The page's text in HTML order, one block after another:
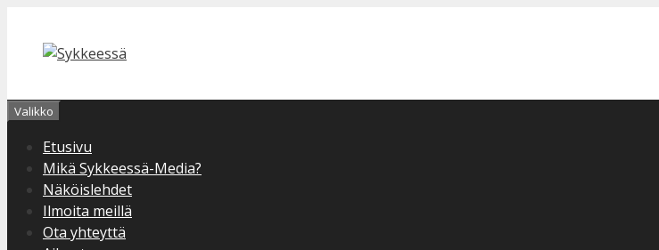
sisältöön
Valikko
Etusivu
Mikä Sykkeessä-Media?
Näköislehdet
Ilmoita meillä
Ota yhteyttä